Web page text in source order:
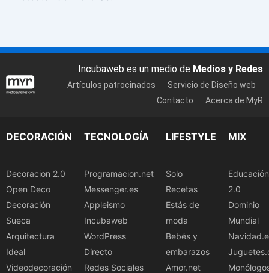
Incubaweb es un medio de Medios y Redes
Artículos patrocinados
Servicio de Diseño web
Contacto
Acerca de MyR
DECORACIÓN
Decoracion 2.0
Open Deco
Decoración
Sueca
Arquitectura
Ideal
Videodecoración
TECNOLOGÍA
Programacion.net
Messenger.es
Appleismo
Incubaweb
WordPress
Directo
Redes Sociales
LIFESTYLE
Solo
Recetas
Estás de
moda
Bebés y
embarazos
Amor.net
MIX
Educación
2.0
Dominio
Mundial